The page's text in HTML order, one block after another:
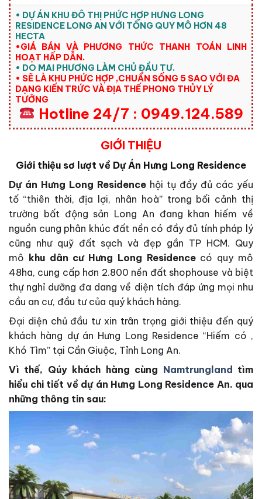
• DỰ ÁN KHU ĐÔ THỊ PHỨC HỢP HƯNG LONG
RESIDENCE LONG AN VỚI TỔNG QUY MÔ HƠN 48
HECTA
•GIÁ BÁN VÀ PHƯƠNG THỨC THANH TOÁN LINH
HOẠT HẤP DẪN.
• DO MAI PHƯƠNG LÀM CHỦ ĐẦU TƯ.
• SẼ LÀ KHU PHỨC HỢP ,CHUẨN SỐNG 5 SAO VỚI ĐA
DẠNG KIẾN TRỨC VÀ ĐỊA THẾ PHONG THỦY LÝ
TƯỞNG
Hotline 24/7 : 0949.124.589
GIỚI THIỆU
Giới thiệu sơ lượt về Dự Án Hưng Long Residence
Dự án Hưng Long Residence hội tụ đầy đủ các yếu
tố “thiên thời, địa lợi, nhân hoà” trong bối cảnh thị
trường bất động sản Long An đang khan hiếm về
nguồn cung phân khúc đất nền có đầy đủ tính pháp lý
cũng như quỹ đất sạch và đẹp gần TP HCM. Quy
mô khu dân cư Hưng Long Residencecó quy mô
48ha, cung cấp hơn 2.800 nền đất shophouse và biệt
thự nghỉ dưỡng đa dang về diện tích đáp ứng mọi nhu
cầu an cư, đầu tư của quý khách hàng.
Đại diện chủ đầu tư xin trân trọng giới thiệu đến quý
khách hàng dự án Hưng Long Residence “Hiếm có ,
Khó Tìm” tại Cần Giuộc, Tỉnh Long An.
Vì thế, Qúy khách hàng cùng Namtrungland tìm
hiểu chi tiết về dự án Hưng Long Residence An. qua
những thông tin sau: